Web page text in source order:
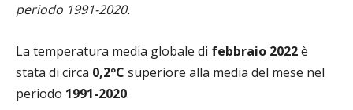
periodo 1991-2020.
La temperatura media globale di febbraio 2022è
stata di circa 0,2ºC superiore alla media del mese nel
periodo 1991-2020.